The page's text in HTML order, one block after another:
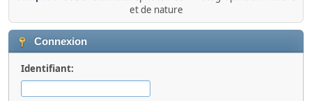
et de nature
Connexion
Identifiant: